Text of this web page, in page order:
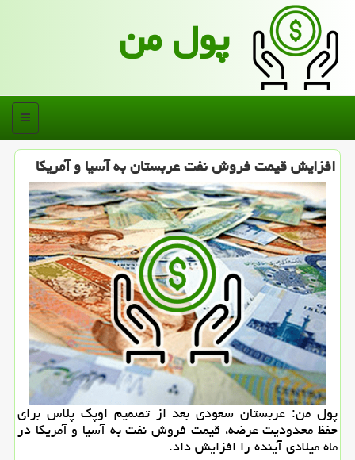
پول من
منو
افزایش قیمت فروش نفت عربستان به آسیا و آمریكا
پول من: عربستان سعودی بعد از تصمیم اوپک پلاس برای
حفظ محدودیت عرضه، قیمت فروش نفت به آسیا و آمریکا در
ماه میلادی آینده را افزایش داد.